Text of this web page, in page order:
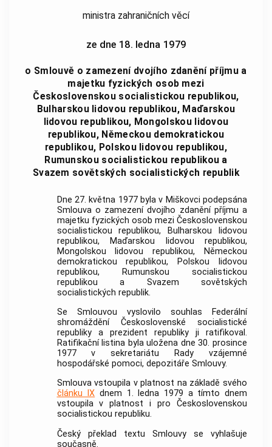
ministra zahraničních věcí
ze dne 18. ledna 1979
o Smlouvě o zamezení dvojího zdanění příjmu a
majetku fyzických osob mezi
Československou socialistickou republikou,
Bulharskou lidovou republikou, Maďarskou
lidovou republikou, Mongolskou lidovou
republikou, Německou demokratickou
republikou, Polskou lidovou republikou,
Rumunskou socialistickou republikou a
Svazem sovětských socialistických republik
Dne 27. května 1977 byla v Miškovci podepsána
Smlouva o zamezení dvojího zdanění příjmu a
majetku fyzických osob mezi Československou
socialistickou republikou, Bulharskou lidovou
republikou, Maďarskou lidovou republikou,
Mongolskou lidovou republikou, Německou
demokratickou republikou, Polskou lidovou
republikou, Rumunskou socialistickou
republikou a Svazem sovětských
socialistických republik.
Se Smlouvou vyslovilo souhlas Federální
shromáždění Československé socialistické
republiky a prezident republiky ji ratifikoval.
Ratifikační listina byla uložena dne 30. prosince
1977 v sekretariátu Rady vzájemné
hospodářské pomoci, depozitáře Smlouvy.
Smlouva vstoupila v platnost na základě svého
článku IX dnem 1. ledna 1979 a tímto dnem
vstoupila v platnost i pro Československou
socialistickou republiku.
Český překlad textu Smlouvy se vyhlašuje
současně.